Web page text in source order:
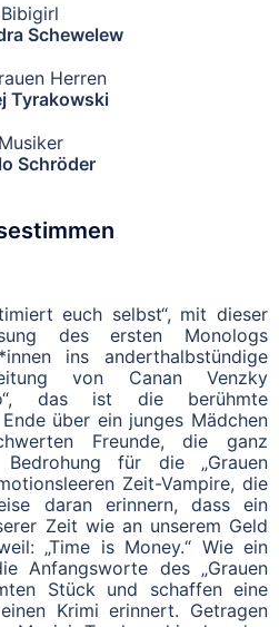
Bibigirl
Schewelew
Herren
Tyrakowski
Musiker
Schröder
euch selbst“, mit dieser
des ersten Monologs
ins anderthalbstündige
von Canan Venzky
das ist die berühmte
über ein junges Mädchen
Freunde, die ganz
für die „Grauen
Zeit-Vampire, die
daran erinnern, dass ein
Zeit wie an unserem Geld
„Time is Money.“ Wie ein
Anfangsworte des „Grauen
Stück und schaffen eine
Krimi erinnert. Getragen